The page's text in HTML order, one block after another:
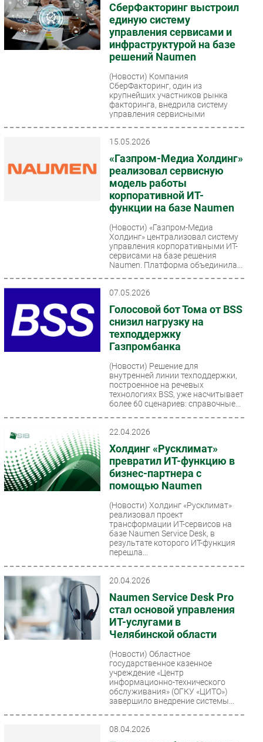
Фиксированная связь
Интеграция
Рынок ПК
Регулирование
Здоровье
РАЗДЕЛЫ
Новости
Аналитика
IT класс
Тестовый стенд
Каталог компаний
СберФакторинг выстроил
единую систему
управления сервисами и
инфраструктурой на базе
решений Naumen
(Новости) Компания
СберФакторинг, один из
крупнейших участников рынка
факторинга, внедрила систему
управления сервисными
15.05.2026
«Газпром-Медиа Холдинг»
реализовал сервисную
модель работы
корпоративной ИТ-
функции на базе Naumen
(Новости) «Газпром-Медиа
Холдинг» централизовал систему
управления корпоративными ИТ-
сервисами на базе решения
Naumen. Платформа объединила...
07.05.2026
Голосовой бот Тома от BSS
снизил нагрузку на
техподдержку
Газпромбанка
(Новости) Решение для
внутренней линии техподдержки,
построенное на речевых
технологиях BSS, уже насчитывает
более 60 сценариев: справочные...
22.04.2026
Холдинг «Русклимат»
превратил ИТ-функцию в
бизнес-партнера с
помощью Naumen
(Новости) Холдинг «Русклимат»
реализовал проект
трансформации ИТ-сервисов на
базе Naumen Service Desk, в
результате которого ИТ-функция
перешла...
20.04.2026
Naumen Service Desk Pro
стал основой управления
ИТ-услугами в
Челябинской области
(Новости) Областное
государственное казенное
учреждение «Центр
информационно-технического
обслуживания» (ОГКУ «ЦИТО»)
завершило внедрение системы...
08.04.2026